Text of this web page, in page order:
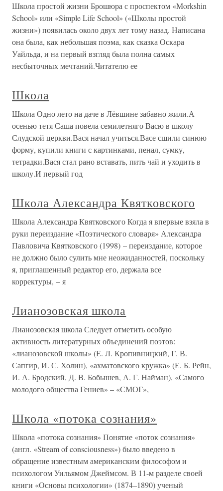
Школа простой жизни Брошюра с проспектом «Morkshin
School» или «Simple Life School» («Школы простой
жизни») появилась около двух лет тому назад. Написана
она была, как небольшая поэма, как сказка Оскара
Уайльда, и на первый взгляд была полна самых
несбыточных мечтаний.Читателю ее
Школа
Школа Одно лето на даче в Лёвшине забавно жили.А
осенью тетя Саша повела семилетняго Васю в школу
Слудской церкви.Вася начал учиться.Васе сшили синюю
форму, купили книги с картинками, пенал, сумку,
тетрадки.Вася стал рано вставать, пить чай и уходить в
школу.И первый год
Школа Александра Квятковского
Школа Александра Квятковского Когда я впервые взяла в
руки переиздание «Поэтического словаря» Александра
Павловича Квятковского (1998) – переиздание, которое
не должно было сулить мне неожиданностей, поскольку
я, приглашенный редактор его, держала все
корректуры, – я
Лианозовская школа
Лианозовская школа Следует отметить особую
активность литературных объединений поэтов:
«лианозовской школы» (Е. Л. Кропивницкий, Г. В.
Сапгир, И. С. Холин), «ахматовского кружка» (Е. Б. Рейн,
И. А. Бродский, Д. В. Бобышев, А. Г. Найман), «Самого
молодого общества Гениев» – «СМОГ»,
Школа «потока сознания»
Школа «потока сознания» Понятие «поток сознания»
(англ. «Stream of consciousness») было введено в
обращение известным американским философом и
психологом Уильямом Джеймсом. В 11-м разделе своей
книги «Основы психологии» (1874–1890) ученый